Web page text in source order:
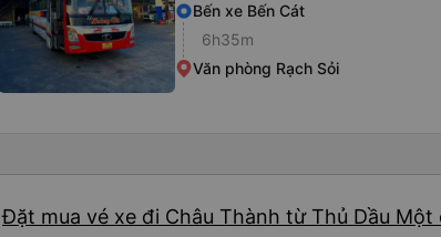
Bến xe Bến Cát
6h35m
Văn phòng Rạch Sỏi
Đặt mua vé xe đi Châu Thành từ Thủ Dầu